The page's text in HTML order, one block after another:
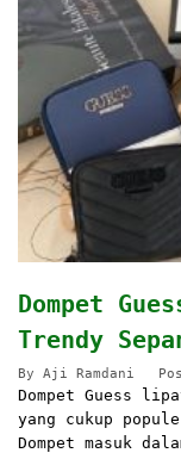
Dompet
Trendy
By Aji Ramdani
Dompet Guess
yang cukup
Dompet masuk